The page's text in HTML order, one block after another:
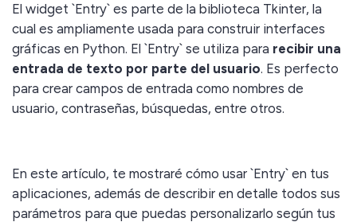
El widget `Entry` es parte de la biblioteca Tkinter, la
cual es ampliamente usada para construir interfaces
gráficas en Python. El `Entry` se utiliza para recibir una
entrada de texto por parte del usuario. Es perfecto
para crear campos de entrada como nombres de
usuario, contraseñas, búsquedas, entre otros.
En este artículo, te mostraré cómo usar `Entry` en tus
aplicaciones, además de describir en detalle todos sus
parámetros para que puedas personalizarlo según tus